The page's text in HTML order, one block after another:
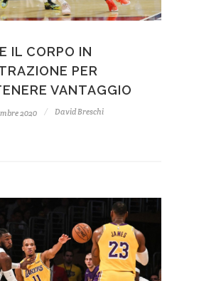
IL CORPO IN
PER
VANTAGGIO
2020 David Breschi